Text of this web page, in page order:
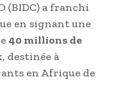
(BIDC) a franchi
en signant une
40 millions de
destinée à
en Afrique de